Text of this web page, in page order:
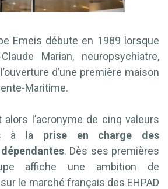
Emeis débute en 1989 lorsque
Marian, neuropsychiatre,
d’une première maison
Maritime.
l’acronyme de cinq valeurs
à la prise en charge des
. Dès ses premières
affiche une ambition de
le marché français des EHPAD